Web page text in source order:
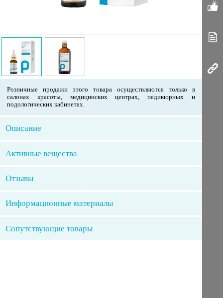
Розничные продажи этого товара осуществляются только в
салонах красоты, медицинских центрах, педикюрных и
подологических кабинетах.
Описание
Активные вещества
Отзывы
Информационные материалы
Сопутствующие товары